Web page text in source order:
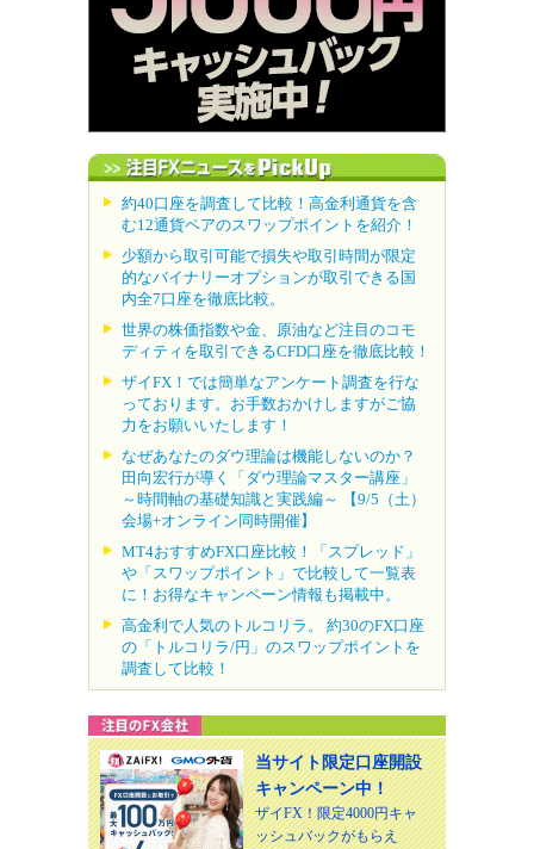
約40口座を調査して比較！高金利通貨を含
む12通貨ペアのスワップポイントを紹介！
少額から取引可能で損失や取引時間が限定
的なバイナリーオプションが取引できる国
内全7口座を徹底比較。
世界の株価指数や金、原油など注目のコモ
ディティを取引できるCFD口座を徹底比較！
ザイFX！では簡単なアンケート調査を行な
っております。お手数おかけしますがご協
力をお願いいたします！
なぜあなたのダウ理論は機能しないのか？
田向宏行が導く「ダウ理論マスター講座」
～時間軸の基礎知識と実践編～ 【9/5（土）
会場+オンライン同時開催】
MT4おすすめFX口座比較！「スプレッド」
や「スワップポイント」で比較して一覧表
に！お得なキャンペーン情報も掲載中。
高金利で人気のトルコリラ。 約30のFX口座
の「トルコリラ/円」のスワップポイントを
調査して比較！
当サイト限定口座開設
キャンペーン中！
ザイFX！限定4000円キャ
ッシュバックがもらえ